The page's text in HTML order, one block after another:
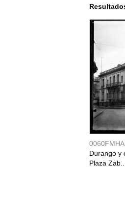
0060FMHA
Durango y
Plaza Zab...